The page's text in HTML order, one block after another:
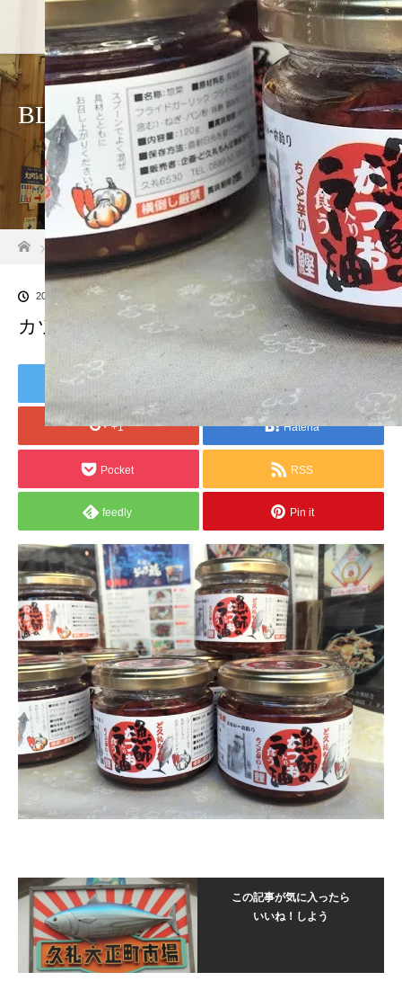
ホーム 店舗紹介 アクセ
BLOG
ホーム
ブログ一覧 カツオラー油
2019.12.13
カツオラー油
Share
+1 Hatena
Pocket RSS
feedly Pin it
この記事が気に入ったら
いいね！しよう